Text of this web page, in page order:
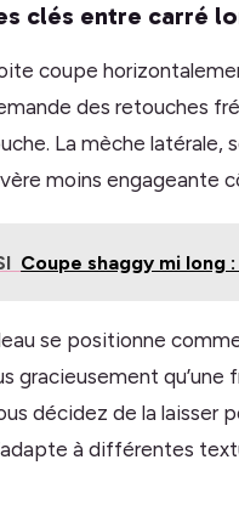
clés entre carré
coupe
des retouches
La mèche latérale,
moins engageante
Coupe shaggy mi long
se positionne
gracieusement qu’une
décidez de la laisser
à différentes